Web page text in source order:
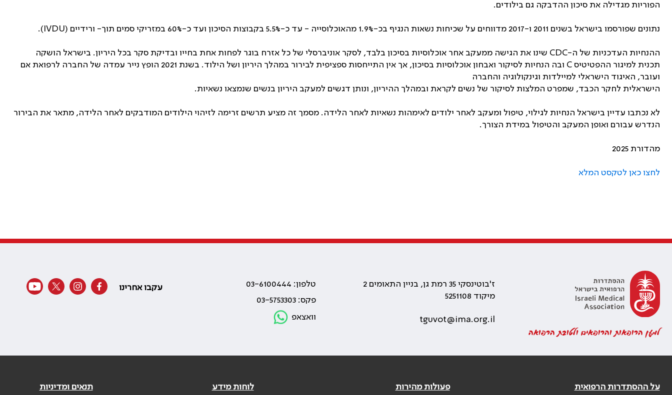
הפוריות מגדילה את סיכון ההדבקה גם בילודים.
נתונים שפורסמו בישראל בשנים 2011 ו-2017 מדווחים על שכיחות נשאות הנגיף בכ-1.9% מהאוכלוסייה - עד כ-5.5% בקבוצות הסיכון ועד כ-60% במזריקי סמים תוך- ורידיים (IVDU‏).
‫ההנחיות העדכניות של ה-CDC שינו את הגישה ממעקב אחר אוכלוסיות בסיכון בלבד, לסקר אוניברסלי של כל אזרח בוגר לפחות אחת בחייו ובדיקת סקר בכל היריון. בישראל הושקה
תכנית למיגור ההפטיטיס C ובה הנחיות לסיקור ואבחון אוכלוסיות בסיכון, אך אין התייחסות ספציפית לבירור במהלך היריון ושל הילוד. בשנת 2021 הופץ נייר עמדה של החברה לרפואת אם
ועובר, האיגוד הישראלי למיילדות וגינקולוגיה והחברה
הישראלית לחקר הכבד, שמפרט המלצות לסיקור של נשים לקראת ובמהלך ההיריון, ונותן דגשים למעקב היריון בנשים שנמצאו נשאיות.
לא נכתבו עדיין בישראל הנחיות לגילוי, טיפול ומעקב לאחר ילודים לאימהות נשאיות לאחר הלידה.‏ מסמך זה מציע תרשים זרימה לזיהוי הילודים המודבקים לאחר הלידה, מתאר את הבירור
הנדרש עבורם ואופן המעקב והטיפול במידת הצורך.‏
מהדורת 2025
לחצו כאן לטקסט המלא
למען הרופאות והרופאים ולטובת הרפואה
ז'בוטינסקי 35 רמת גן, בניין התאומים 2
מיקוד 5251108
tguvot@ima.org.il
טלפון: 03-6100444
פקס: 03-5753303
וואצאפ
עקבו אחרינו
על ההסתדרות הרפואית פעולות מהירות לוחות מידע תנאים ומדיניות